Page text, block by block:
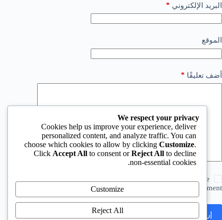
البريد الإلكتروني *
الموقع
أضف تعليقًا *
Save my name, email and website in this browser for the
next time I comment.
إرسال التعليق
We respect your privacy
Cookies help us improve your experience, deliver
personalized content, and analyze traffic. You can
choose which cookies to allow by clickingCustomize.
Click Accept All to consent orReject All to decline
non-essential cookies.
Customize
Reject All